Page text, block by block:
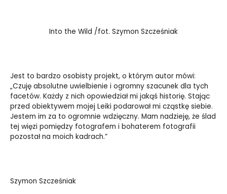
Into the Wild /fot. Szymon Szcześniak
Jest to bardzo osobisty projekt, o którym autor mówi:
„Czuję absolutne uwielbienie i ogromny szacunek dla tych
facetów. Każdy z nich opowiedział mi jakąś historię. Stając
przed obiektywem mojej Leiki podarował mi cząstkę siebie.
Jestem im za to ogromnie wdzięczny. Mam nadzieję, że ślad
tej więzi pomiędzy fotografem i bohaterem fotografii
pozostał na moich kadrach.”
Szymon Szcześniak